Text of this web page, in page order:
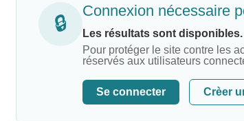
🔒
Connexion nécessaire
Les résultats sont disponibles.
Pour protéger le site contre les
réservés aux utilisateurs
Se connecter Crèer